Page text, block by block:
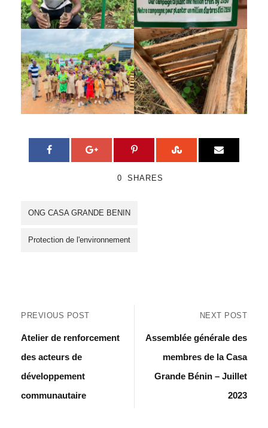
0 SHARES
ONG CASA GRANDE BENIN
Protection de l'environnement
PREVIOUS POST
Atelier de renforcement
des acteurs de
développement
communautaire
NEXT POST
Assemblée générale des
membres de la Casa
Grande Bénin – Juillet
2023